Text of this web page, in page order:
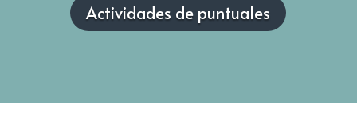
Actividades de puntuales